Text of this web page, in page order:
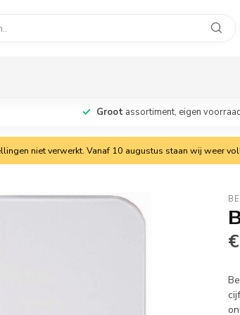
Grootassortiment, eigen
niet verwerkt. Vanaf 10 augustus staan wij weer